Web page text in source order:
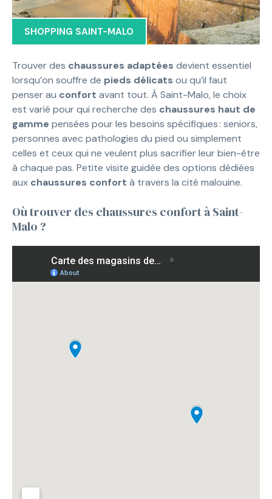
SHOPPING SAINT-MALO
Trouver des chaussures adaptées devient essentiel
lorsqu’on souffre de pieds délicats ou qu’il faut
penser au confort avant tout. À Saint-Malo, le choix
est varié pour qui recherche des chaussures haut de
gamme pensées pour les besoins spécifiques : seniors,
personnes avec pathologies du pied ou simplement
celles et ceux qui ne veulent plus sacrifier leur bien-être
à chaque pas. Petite visite guidée des options dédiées
aux chaussures confort à travers la cité malouine.
Où trouver des chaussures confort à Saint-
Malo ?